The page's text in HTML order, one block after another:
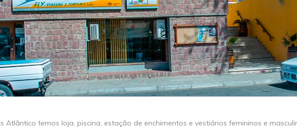
Atlântico temos loja, piscina, estação de enchimentos e vestiários femininos e